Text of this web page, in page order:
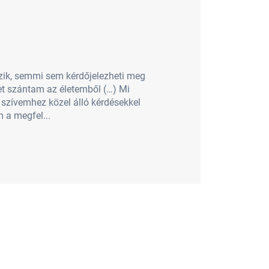
semmi sem kérdőjelezheti meg
szántam az életemből (…) Mi
közel álló kérdésekkel
a megfel...